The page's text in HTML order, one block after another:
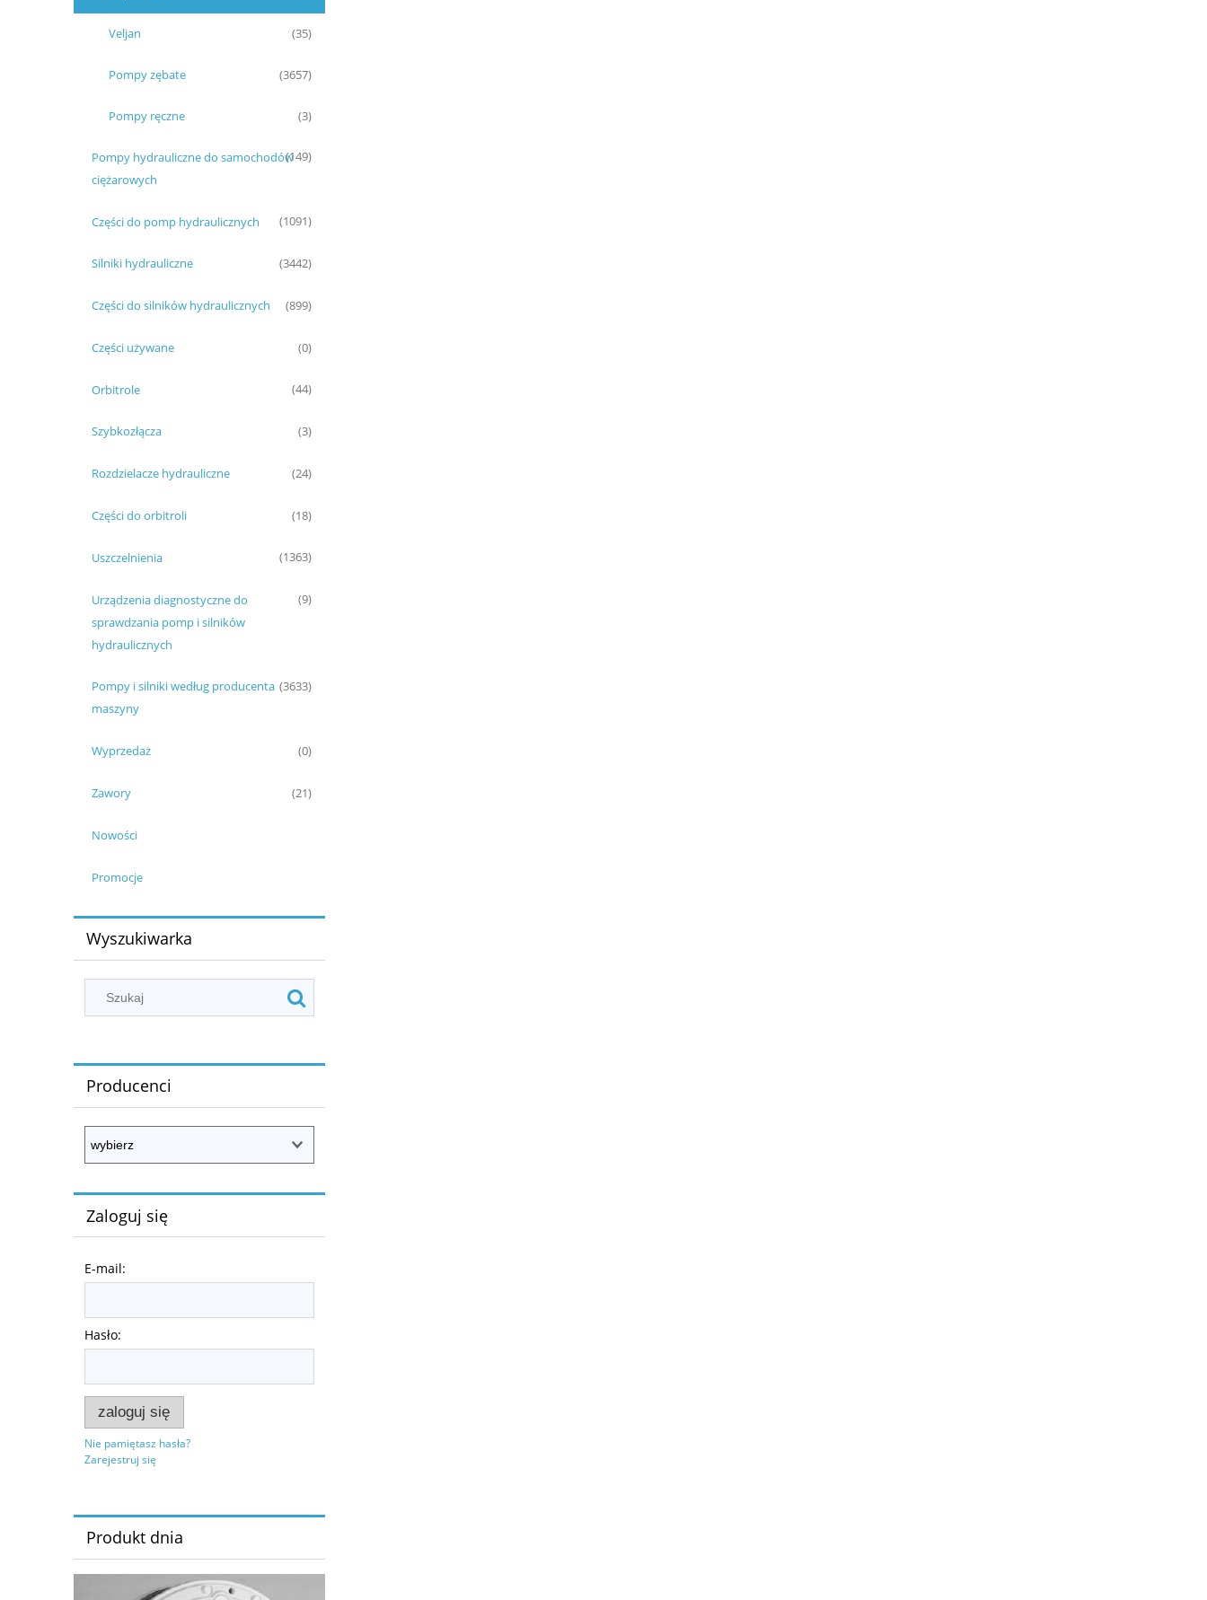
Veljan (35)
Pompy zębate (3657)
Pompy ręczne (3)
Pompy hydrauliczne do samochodów
ciężarowych
(149)
Części do pomp hydraulicznych (1091)
Silniki hydrauliczne (3442)
Części do silników hydraulicznych (899)
Części używane (0)
Orbitrole (44)
Szybkozłącza (3)
Rozdzielacze hydrauliczne (24)
Części do orbitroli (18)
Uszczelnienia (1363)
Urządzenia diagnostyczne do
sprawdzania pomp i silników
hydraulicznych
(9)
Pompy i silniki według producenta
maszyny
(3633)
Wyprzedaż (0)
Zawory (21)
Nowości
Promocje
Wyszukiwarka
Producenci
Zaloguj się
E-mail:
Hasło:
zaloguj się
Nie pamiętasz hasła?
Zarejestruj się
Produkt dnia